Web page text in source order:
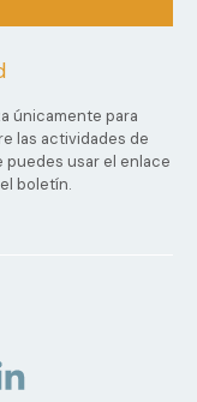
únicamente para
las actividades de
puedes usar el enlace
boletín.